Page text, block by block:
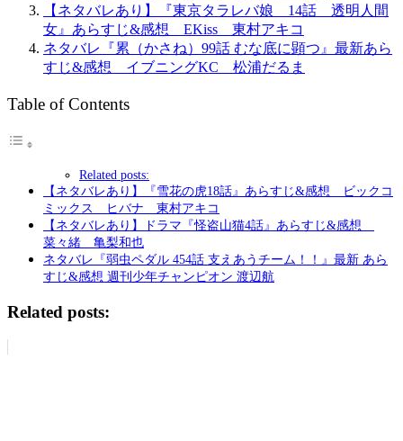
【ネタバレあり】『東京タラレバ娘 14話 透明人間
女』あらすじ&感想 EKiss 東村アキコ
ネタバレ『累（かさね）99話 むな底に顕つ』最新あら
すじ&感想 イブニングKC 松浦だるま
Table of Contents
Related posts:
【ネタバレあり】『雪花の虎18話』あらすじ&感想 ビックコ
ミックス ヒバナ 東村アキコ
【ネタバレあり】ドラマ『怪盗山猫4話』あらすじ&感想
菜々緒 亀梨和也
ネタバレ『弱虫ペダル 454話 支えあうチーム！！』最新 あら
すじ&感想 週刊少年チャンピオン 渡辺航
Related posts: